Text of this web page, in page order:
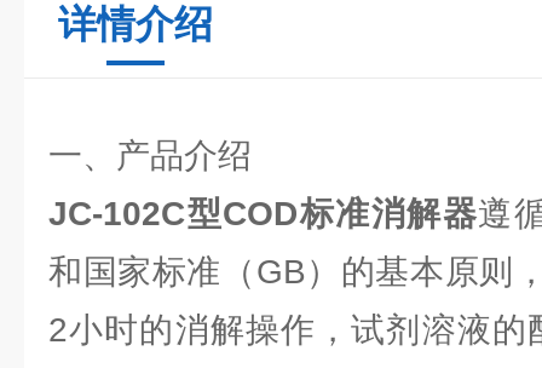
详情介绍
一、产品介绍
JC-102C型COD标准消解器遵
和国家标准（GB）的基本原则
2小时的消解操作，试剂溶液的